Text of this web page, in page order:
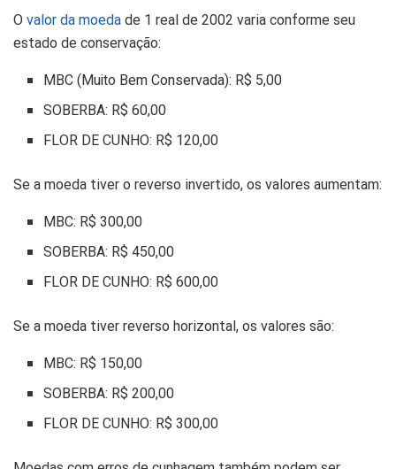
O valor da moeda de 1 real de 2002 varia conforme seu
estado de conservação:
MBC (Muito Bem Conservada): R$ 5,00
SOBERBA: R$ 60,00
FLOR DE CUNHO: R$ 120,00
Se a moeda tiver o reverso invertido, os valores aumentam:
MBC: R$ 300,00
SOBERBA: R$ 450,00
FLOR DE CUNHO: R$ 600,00
Se a moeda tiver reverso horizontal, os valores são:
MBC: R$ 150,00
SOBERBA: R$ 200,00
FLOR DE CUNHO: R$ 300,00